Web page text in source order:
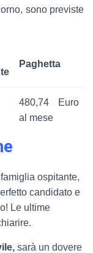
sono previste
Paghetta
480,74 Euro
al mese
ospitante,
candidato e
Le ultime
sarà un dovere